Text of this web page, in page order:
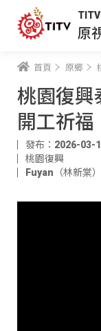
TITV
原
首頁 原鄉
桃園復興
開工祈福
發布：2026-03-
桃園復興
Fuyan（林新棠）